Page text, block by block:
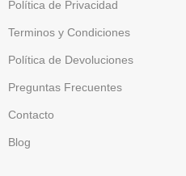
Política de Privacidad
Terminos y Condiciones
Política de Devoluciones
Preguntas Frecuentes
Contacto
Blog